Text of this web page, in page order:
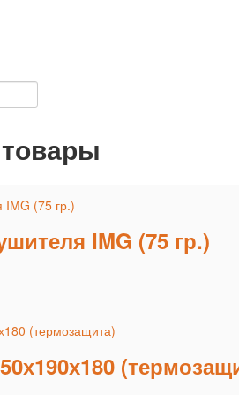
IMG (75 гр.)